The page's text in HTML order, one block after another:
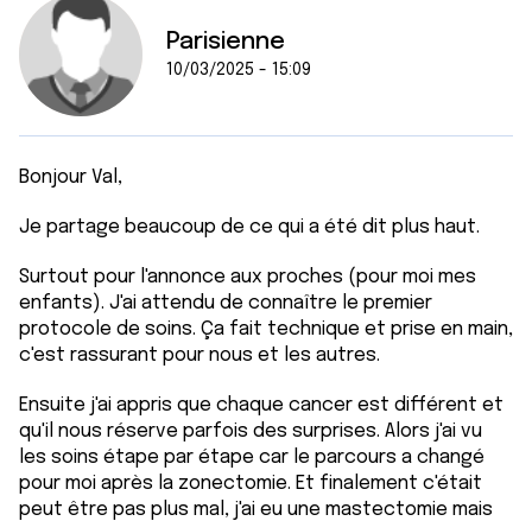
Parisienne
10/03/2025 - 15:09
Bonjour Val,
Je partage beaucoup de ce qui a été dit plus haut.
Surtout pour l'annonce aux proches (pour moi mes
enfants). J'ai attendu de connaître le premier
protocole de soins. Ça fait technique et prise en main,
c'est rassurant pour nous et les autres.
Ensuite j'ai appris que chaque cancer est différent et
qu'il nous réserve parfois des surprises. Alors j'ai vu
les soins étape par étape car le parcours a changé
pour moi après la zonectomie. Et finalement c'était
peut être pas plus mal, j'ai eu une mastectomie mais